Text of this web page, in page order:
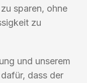
sparen, ohne
zu
und unserem
dass der